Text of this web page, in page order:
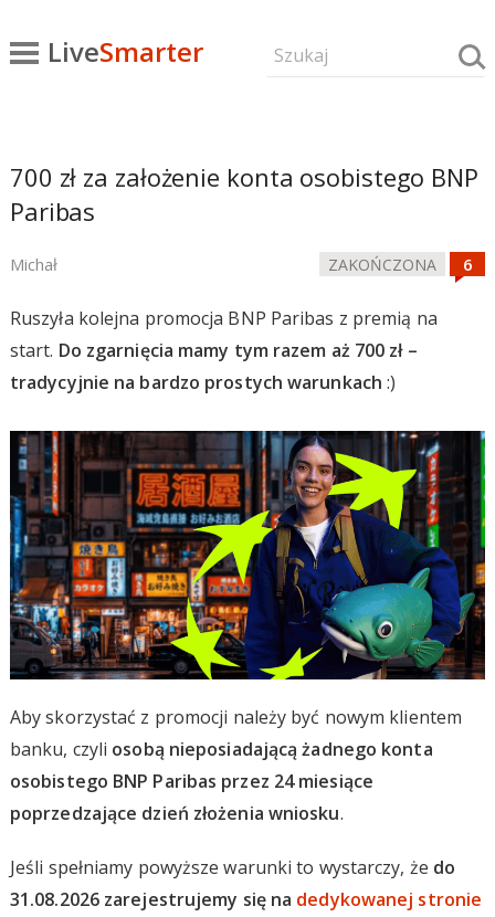
LiveSmarter
700 zł za założenie konta osobistego BNP
Paribas
Michał ZAKOŃCZONA
Ruszyła kolejna promocja BNP Paribas z premią na
start. Do zgarnięcia mamy tym razem aż 700 zł –
tradycyjnie na bardzo prostych warunkach:)
Aby skorzystać z promocji należy być nowym klientem
banku, czyli osobą nieposiadającą żadnego konta
osobistego BNP Paribas przez 24 miesiące
poprzedzające dzień złożenia wniosku.
Jeśli spełniamy powyższe warunki to wystarczy, że do
31.08.2026 zarejestrujemy się na dedykowanej stronie